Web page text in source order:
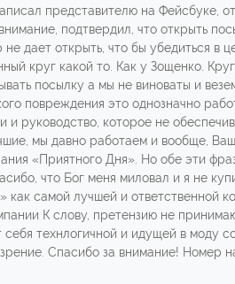
представителю на Фейсбуке,
внимание, подтвердил, что
открыть, что бы убедиться в
круг какой то. Как у Зощенко.
посылку а мы не виноваты и
повреждения это однозначно
и руководство, которое не
мы давно работаем и вообще,
«Приятного Дня». Но обе эти
что Бог меня миловал и я не
как самой лучшей и ответственной
К слову, претензию не
себя технлогичной и идущей в
Спасибо за внимание! Номер